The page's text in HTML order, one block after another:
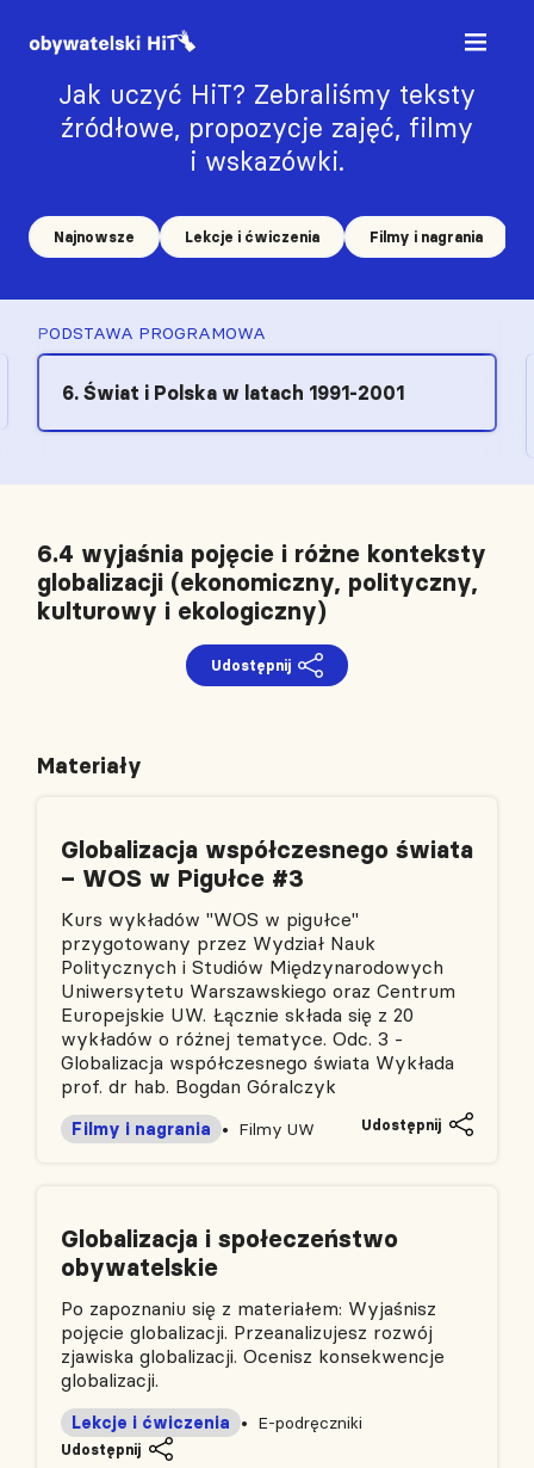
Jak uczyć HiT? Zebraliśmy teksty
źródłowe, propozycje zajęć, filmy
i wskazówki.
Najnowsze Lekcje i ćwiczenia Filmy i nagrania
PODSTAWA PROGRAMOWA
6. Świat i Polska w latach 1991-2001
6.4 wyjaśnia pojęcie i różne konteksty
globalizacji (ekonomiczny, polityczny,
kulturowy i ekologiczny)
Udostępnij
Materiały
Globalizacja współczesnego świata
– WOS w Pigułce #3
Kurs wykładów "WOS w pigułce"
przygotowany przez Wydział Nauk
Politycznych i Studiów Międzynarodowych
Uniwersytetu Warszawskiego oraz Centrum
Europejskie UW. Łącznie składa się z 20
wykładów o różnej tematyce. Odc. 3 -
Globalizacja współczesnego świata Wykłada
prof. dr hab. Bogdan Góralczyk
Filmy UW
Filmy i nagrania Udostępnij
Globalizacja i społeczeństwo
obywatelskie
Po zapoznaniu się z materiałem: Wyjaśnisz
pojęcie globalizacji. Przeanalizujesz rozwój
zjawiska globalizacji. Ocenisz konsekwencje
globalizacji.
E-podręczniki
Lekcje i ćwiczenia
Udostępnij